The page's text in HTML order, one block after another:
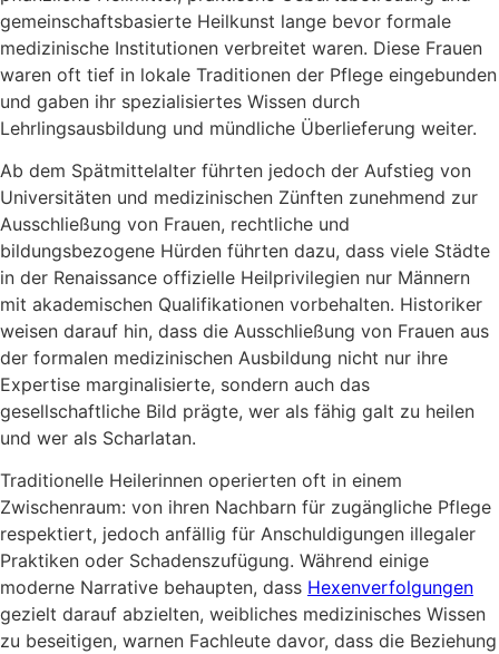
gemeinschaftsbasierte Heilkunst lange bevor formale
medizinische Institutionen verbreitet waren. Diese Frauen
waren oft tief in lokale Traditionen der Pflege eingebunden
und gaben ihr spezialisiertes Wissen durch
Lehrlingsausbildung und mündliche Überlieferung weiter.
Ab dem Spätmittelalter führten jedoch der Aufstieg von
Universitäten und medizinischen Zünften zunehmend zur
Ausschließung von Frauen, rechtliche und
bildungsbezogene Hürden führten dazu, dass viele Städte
in der Renaissance offizielle Heilprivilegien nur Männern
mit akademischen Qualifikationen vorbehalten. Historiker
weisen darauf hin, dass die Ausschließung von Frauen aus
der formalen medizinischen Ausbildung nicht nur ihre
Expertise marginalisierte, sondern auch das
gesellschaftliche Bild prägte, wer als fähig galt zu heilen
und wer als Scharlatan.
Traditionelle Heilerinnen operierten oft in einem
Zwischenraum: von ihren Nachbarn für zugängliche Pflege
respektiert, jedoch anfällig für Anschuldigungen illegaler
Praktiken oder Schadenszufügung. Während einige
moderne Narrative behaupten, dass Hexenverfolgungen
gezielt darauf abzielten, weibliches medizinisches Wissen
zu beseitigen, warnen Fachleute davor, dass die Beziehung